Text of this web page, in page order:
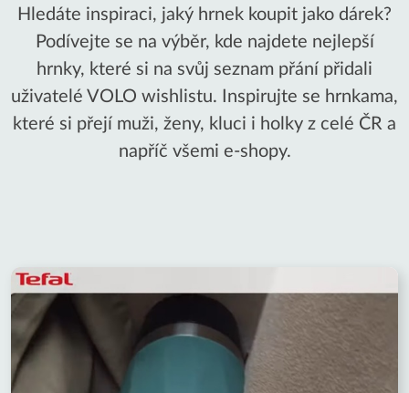
Hledáte inspiraci, jaký hrnek koupit jako dárek?
Podívejte se na výběr, kde najdete nejlepší
hrnky, které si na svůj seznam přání přidali
uživatelé VOLO wishlistu. Inspirujte se hrnkama,
které si přejí muži, ženy, kluci i holky z celé ČR a
napříč všemi e-shopy.